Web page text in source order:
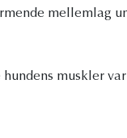
mellemlag
muskler